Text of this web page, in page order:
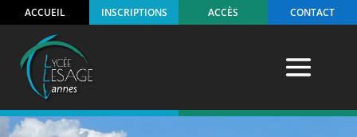
ACCUEIL INSCRIPTIONS ACCÈS CONTACT